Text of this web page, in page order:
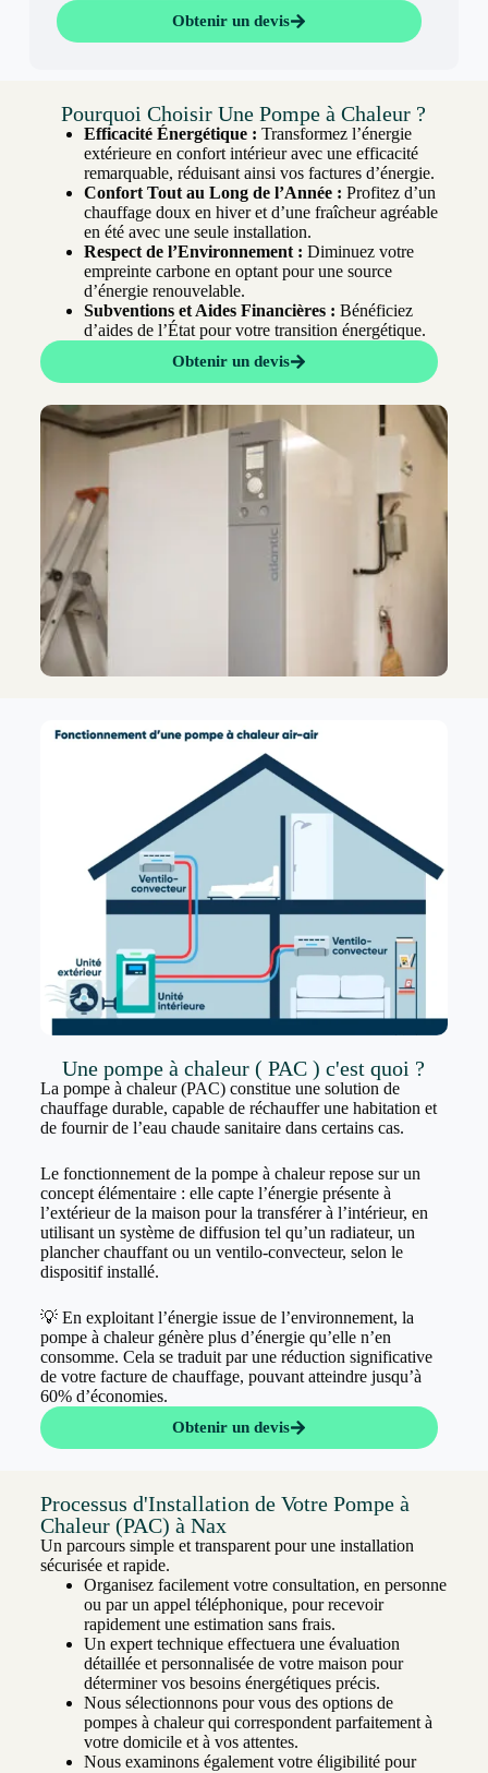
Obtenir un devis
Pourquoi Choisir Une Pompe à Chaleur ?
Efficacité Énergétique : Transformez l’énergie
extérieure en confort intérieur avec une efficacité
remarquable, réduisant ainsi vos factures d’énergie.
Confort Tout au Long de l’Année : Profitez d’un
chauffage doux en hiver et d’une fraîcheur agréable
en été avec une seule installation.
Respect de l’Environnement : Diminuez votre
empreinte carbone en optant pour une source
d’énergie renouvelable.
Subventions et Aides Financières : Bénéficiez
d’aides de l’État pour votre transition énergétique.
Obtenir un devis
Une pompe à chaleur ( PAC ) c'est quoi ?
La pompe à chaleur (PAC) constitue une solution de
chauffage durable, capable de réchauffer une habitation et
de fournir de l’eau chaude sanitaire dans certains cas.
Le fonctionnement de la pompe à chaleur repose sur un
concept élémentaire : elle capte l’énergie présente à
l’extérieur de la maison pour la transférer à l’intérieur, en
utilisant un système de diffusion tel qu’un radiateur, un
plancher chauffant ou un ventilo-convecteur, selon le
dispositif installé.
💡 En exploitant l’énergie issue de l’environnement, la
pompe à chaleur génère plus d’énergie qu’elle n’en
consomme. Cela se traduit par une réduction significative
de votre facture de chauffage, pouvant atteindre jusqu’à
60% d’économies.
Obtenir un devis
Processus d'Installation de Votre Pompe à
Chaleur (PAC) à Nax
Un parcours simple et transparent pour une installation
sécurisée et rapide.
Organisez facilement votre consultation, en personne
ou par un appel téléphonique, pour recevoir
rapidement une estimation sans frais.
Un expert technique effectuera une évaluation
détaillée et personnalisée de votre maison pour
déterminer vos besoins énergétiques précis.
Nous sélectionnons pour vous des options de
pompes à chaleur qui correspondent parfaitement à
votre domicile et à vos attentes.
Nous examinons également votre éligibilité pour